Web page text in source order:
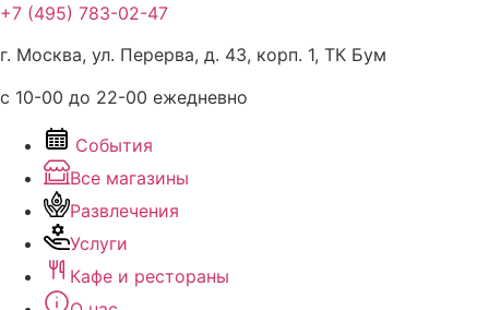
Перейти
содержимому
+7 (495) 783-02-47
г. Москва, ул. Перерва, д. 43, корп. 1, ТК Бум
с 10-00 до 22-00 ежедневно
События
Все магазины
Развлечения
Услуги
Кафе и рестораны